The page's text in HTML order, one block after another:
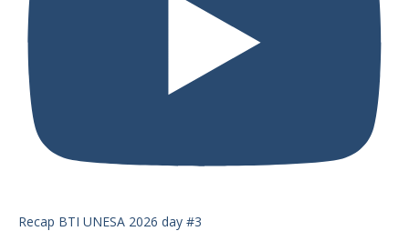
Recap BTI UNESA 2026 day #3